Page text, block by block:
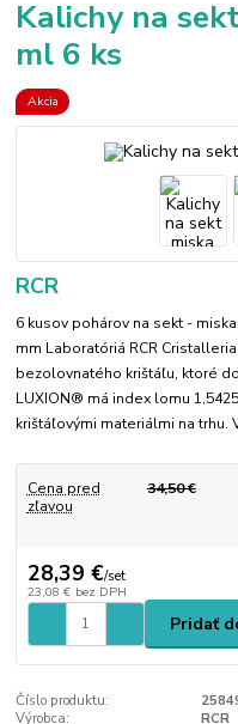
Kalichy na
ml 6 ks
Akcia
RCR
6 kusov pohárov na sekt -
mm Laboratóriá RCR
bezolovnatého krištáľu, ktoré
LUXION® má index lomu
krištáľovými materiálmi na trhu.
Cena pred
zľavou
34,50 €
28,39 €/set
23,08 € bez DPH
Pridať
Číslo produktu:
Výrobca:
RCR